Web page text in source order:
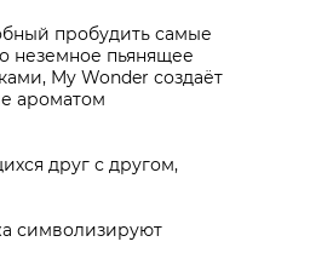
пробудить самые
неземное пьянящее
My Wonder создаёт
ароматом
друг с другом,
символизируют